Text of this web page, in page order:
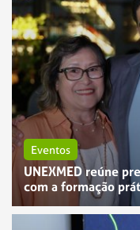
Eventos
UNEXMED reúne
com a formação